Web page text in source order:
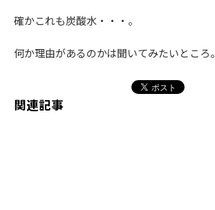
確かこれも炭酸水・・・。
何か理由があるのかは聞いてみたいところ。
関連記事